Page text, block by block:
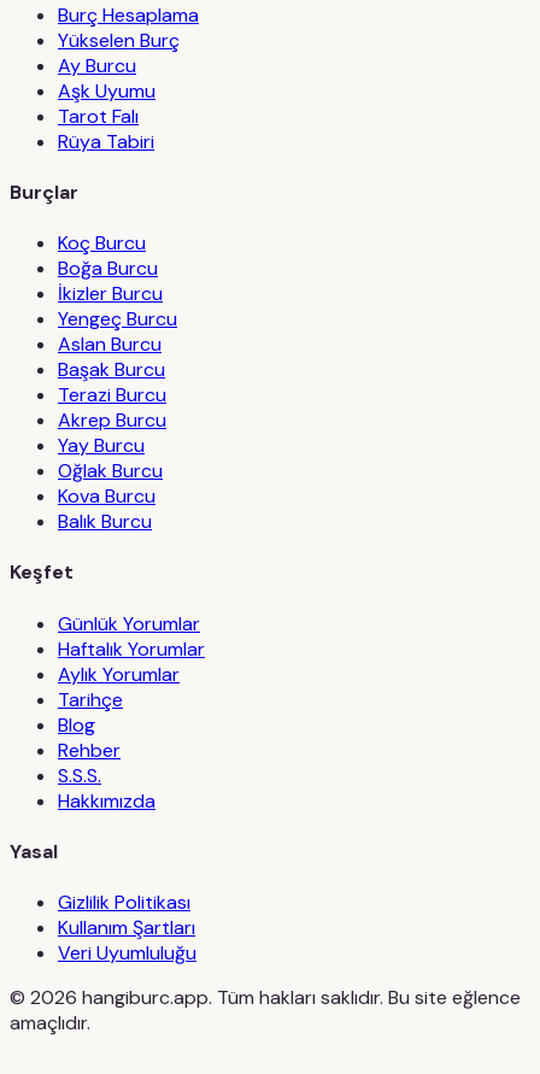
Burç Hesaplama
Yükselen Burç
Ay Burcu
Aşk Uyumu
Tarot Falı
Rüya Tabiri
Burçlar
Koç Burcu
Boğa Burcu
İkizler Burcu
Yengeç Burcu
Aslan Burcu
Başak Burcu
Terazi Burcu
Akrep Burcu
Yay Burcu
Oğlak Burcu
Kova Burcu
Balık Burcu
Keşfet
Günlük Yorumlar
Haftalık Yorumlar
Aylık Yorumlar
Tarihçe
Blog
Rehber
S.S.S.
Hakkımızda
Yasal
Gizlilik Politikası
Kullanım Şartları
Veri Uyumluluğu
© 2026 hangiburc.app. Tüm hakları saklıdır. Bu site eğlence
amaçlıdır.